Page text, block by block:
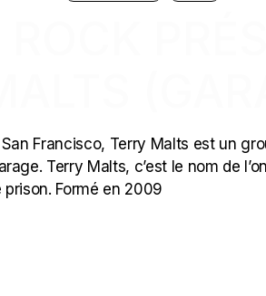
Francisco, Terry Malts est un
Terry Malts, c’est le nom de
prison. Formé en 2009